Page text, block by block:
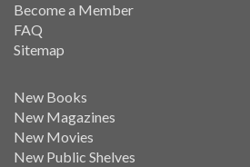
Become a Member
FAQ
Sitemap
New Books
New Magazines
New Movies
New Public Shelves